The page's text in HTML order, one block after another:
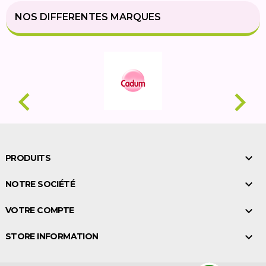
NOS DIFFERENTES MARQUES
 
PRODUITS 
NOTRE SOCIÉTÉ 
VOTRE COMPTE 
STORE INFORMATION 